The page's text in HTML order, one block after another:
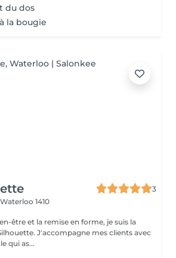
du dos
la bougie
3
Waterloo 1410
être et la remise en forme, je suis la
mes clients avec
qui as...